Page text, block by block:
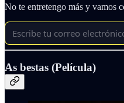
No te entretengo más y vamos
As bestas (Película)